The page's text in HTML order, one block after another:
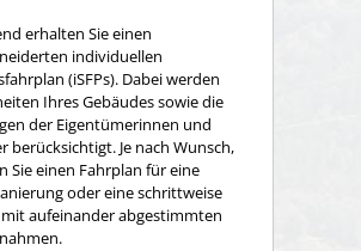
erhalten Sie einen
individuellen
(iSFPs). Dabei werden
Ihres Gebäudes sowie die
der Eigentümerinnen und
berücksichtigt. Je nach Wunsch,
Sie einen Fahrplan für eine
oder eine schrittweise
aufeinander abgestimmten